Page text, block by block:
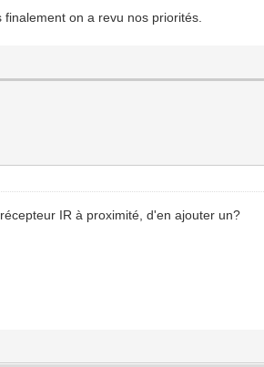
on a revu nos priorités.
IR à proximité, d'en ajouter un?